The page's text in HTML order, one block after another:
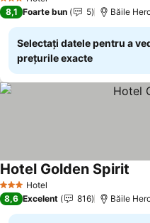
3 Stele
8,1 Foarte bun 5 Băile
Selectați datele pentru a
prețurile exacte
3 SteleHotel
Hotel Golden Spirit
8,6 Excelent 816 Băile